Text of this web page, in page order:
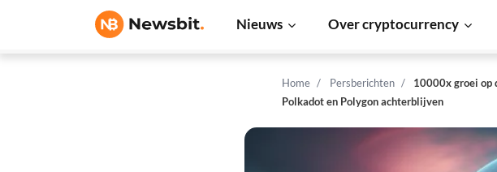
Nieuws Over cryptocurrency
Home Persberichten
10000x groei op
Polkadot en Polygon achterblijven